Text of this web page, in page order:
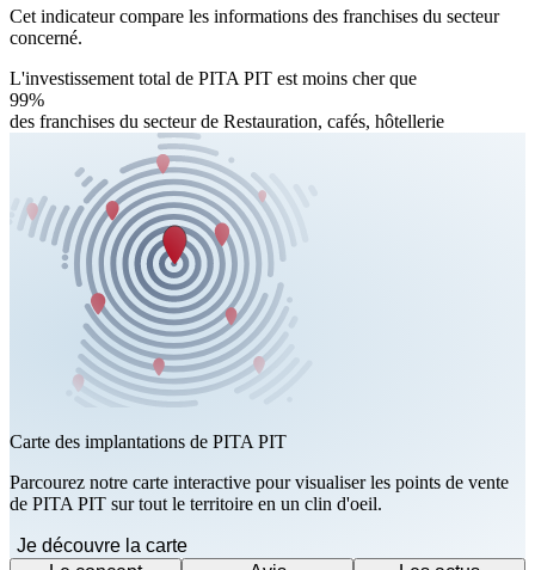
Cet indicateur compare les informations des franchises du secteur
concerné.
L'investissement total de PITA PIT est moins cher que
99%
des franchises du secteur de Restauration, cafés, hôtellerie
Carte des implantations de PITA PIT
Parcourez notre carte interactive pour visualiser les points de vente
de PITA PIT sur tout le territoire en un clin d'oeil.
Je découvre la carte